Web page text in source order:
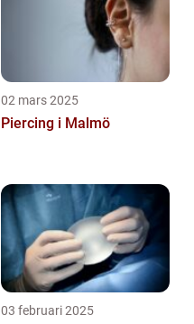
02 mars 2025
Piercing i Malmö
03 februari 2025